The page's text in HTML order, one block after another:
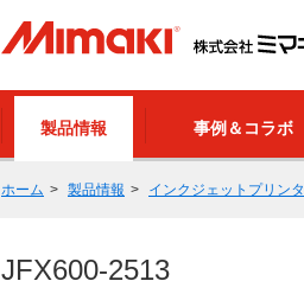
製品情報 事例＆コラボ
ホーム 製品情報 インクジェットプリンタ
JFX600-2513